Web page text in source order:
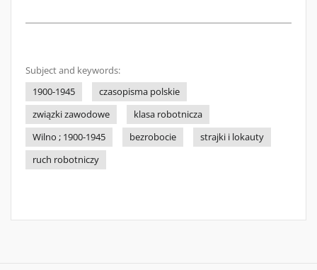
Subject and keywords:
1900-1945
czasopisma polskie
związki zawodowe
klasa robotnicza
Wilno ; 1900-1945
bezrobocie
strajki i lokauty
ruch robotniczy